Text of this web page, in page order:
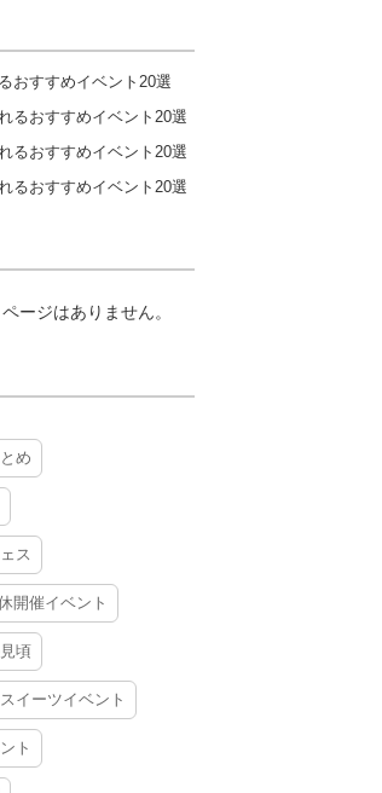
おすすめイベント20選
るおすすめイベント20選
るおすすめイベント20選
るおすすめイベント20選
ージはありません。
め
ス
開催イベント
頃
スイーツイベント
ト